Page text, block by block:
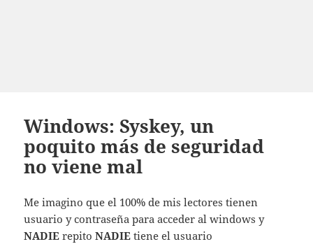
Windows: Syskey, un
poquito más de seguridad
no viene mal
Me imagino que el 100% de mis lectores tienen
usuario y contraseña para acceder al windows y
NADIE repitoNADIE tiene el usuario